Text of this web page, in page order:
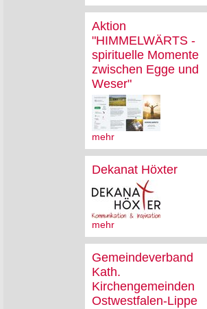
Aktion
"HIMMELWÄRTS -
spirituelle Momente
zwischen Egge und
Weser"
mehr
Dekanat Höxter
mehr
Gemeindeverband
Kath.
Kirchengemeinden
Ostwestfalen-Lippe